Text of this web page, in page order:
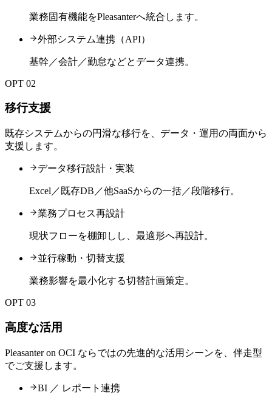
業務固有機能をPleasanterへ統合します。
外部システム連携（API）
基幹／会計／勤怠などとデータ連携。
OPT 02
移行支援
既存システムからの円滑な移行を、データ・運用の両面から
支援します。
データ移行設計・実装
Excel／既存DB／他SaaSからの一括／段階移行。
業務プロセス再設計
現状フローを棚卸しし、最適形へ再設計。
並行稼動・切替支援
業務影響を最小化する切替計画策定。
OPT 03
高度な活用
Pleasanter on OCI ならではの先進的な活用シーンを、伴走型
でご支援します。
BI ／ レポート連携